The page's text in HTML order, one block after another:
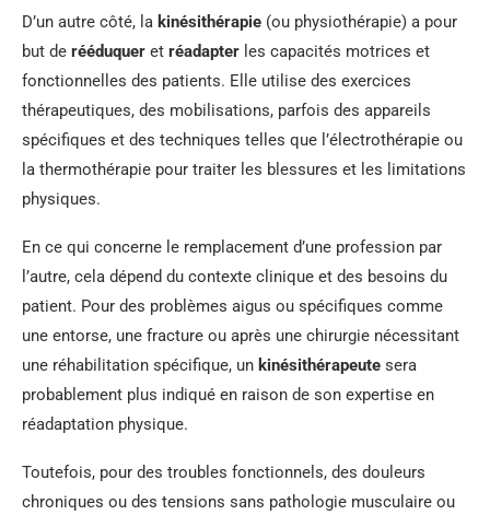
D’un autre côté, la kinésithérapie (ou physiothérapie) a pour
but de rééduquer et réadapter les capacités motrices et
fonctionnelles des patients. Elle utilise des exercices
thérapeutiques, des mobilisations, parfois des appareils
spécifiques et des techniques telles que l’électrothérapie ou
la thermothérapie pour traiter les blessures et les limitations
physiques.
En ce qui concerne le remplacement d’une profession par
l’autre, cela dépend du contexte clinique et des besoins du
patient. Pour des problèmes aigus ou spécifiques comme
une entorse, une fracture ou après une chirurgie nécessitant
une réhabilitation spécifique, un kinésithérapeute sera
probablement plus indiqué en raison de son expertise en
réadaptation physique.
Toutefois, pour des troubles fonctionnels, des douleurs
chroniques ou des tensions sans pathologie musculaire ou